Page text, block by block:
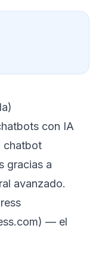
con IA
chatbot
gracias a
avanzado.
— el